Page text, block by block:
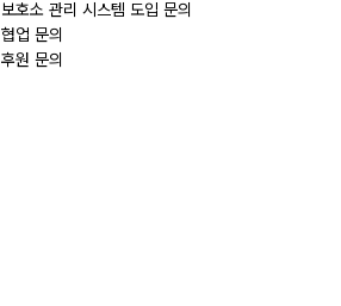
보호소 관리 시스템 도입 문의
협업 문의
후원 문의